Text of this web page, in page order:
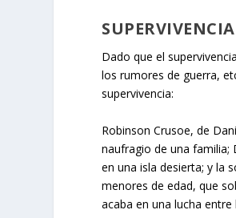
SUPERVIVENCIA
Dado que el
los rumores de guerra,
supervivencia:
Robinson Crusoe, de
naufragio de una familia;
en una isla desierta; y la
menores de edad, que
acaba en una lucha